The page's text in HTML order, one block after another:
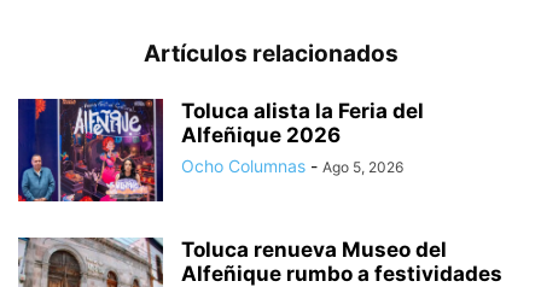
Artículos relacionados
Toluca alista la Feria del
Alfeñique 2026
Ocho Columnas - Ago 5, 2026
Toluca renueva Museo del
Alfeñique rumbo a festividades